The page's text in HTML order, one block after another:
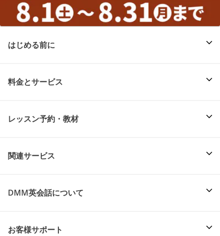
はじめる前に
料金とサービス
レッスン予約・教材
関連サービス
DMM英会話について
お客様サポート